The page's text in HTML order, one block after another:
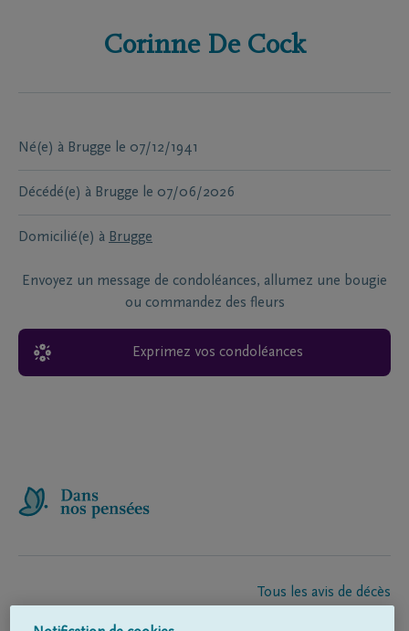
Corinne De Cock
Né(e) à Brugge le 07/12/1941
Décédé(e) à Brugge le 07/06/2026
Domicilié(e) à Brugge
Envoyez un message de condoléances, allumez une bougie
ou commandez des fleurs
Exprimez vos condoléances
Tous les avis de décès